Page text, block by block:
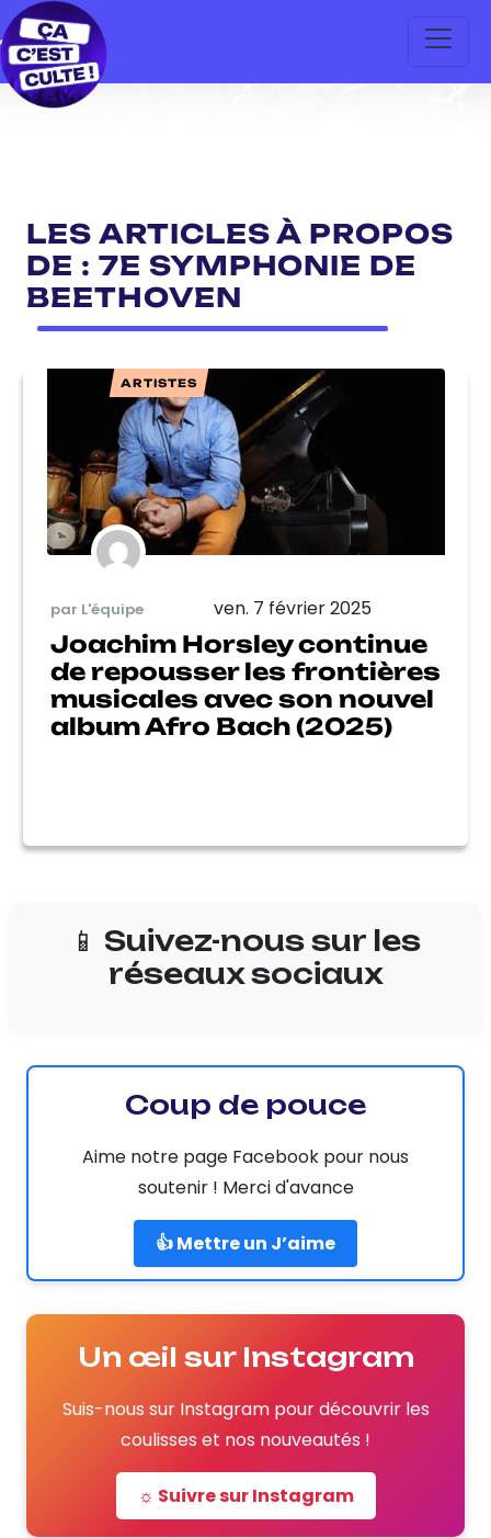
LES ARTICLES À PROPOS
DE : 7E SYMPHONIE DE
BEETHOVEN
ARTISTES
par L'équipe ven. 7 février 2025
Joachim Horsley continue
de repousser les frontières
musicales avec son nouvel
album Afro Bach (2025)
📱 Suivez-nous sur les
réseaux sociaux
Coup de pouce
Aime notre page Facebook pour nous
soutenir ! Merci d'avance
👍 Mettre un J’aime
Un œil sur Instagram
Suis-nous sur Instagram pour découvrir les
coulisses et nos nouveautés !
☼ Suivre sur Instagram